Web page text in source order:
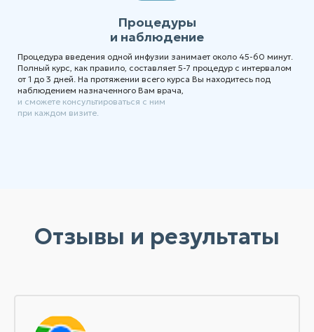
Процедуры
и наблюдение
Процедура введения одной инфузии занимает около 45-60 минут.
Полный курс, как правило, составляет 5-7 процедур с интервалом
от 1 до 3 дней. На протяжении всего курса Вы находитесь под
наблюдением назначенного Вам врача,
и сможете консультироваться с ним
при каждом визите.
Отзывы и результаты